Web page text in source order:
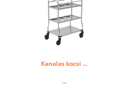
Kanalas kocsi ...
...